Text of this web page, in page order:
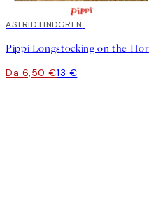
50%*
ASTRID LINDGREN
Da 6,50 €13 €